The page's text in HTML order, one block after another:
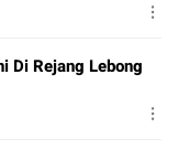
Di Rejang Lebong